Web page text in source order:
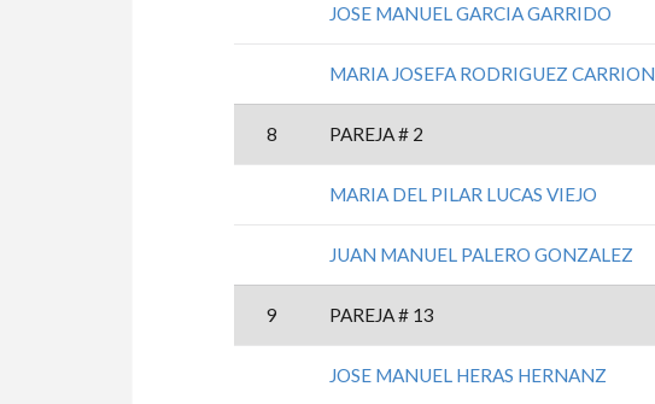
JOSE MANUEL GARCIA GARRIDO
MARIA JOSEFA RODRIGUEZ CARRION
8 PAREJA # 2
MARIA DEL PILAR LUCAS VIEJO
JUAN MANUEL PALERO GONZALEZ
9 PAREJA # 13
JOSE MANUEL HERAS HERNANZ